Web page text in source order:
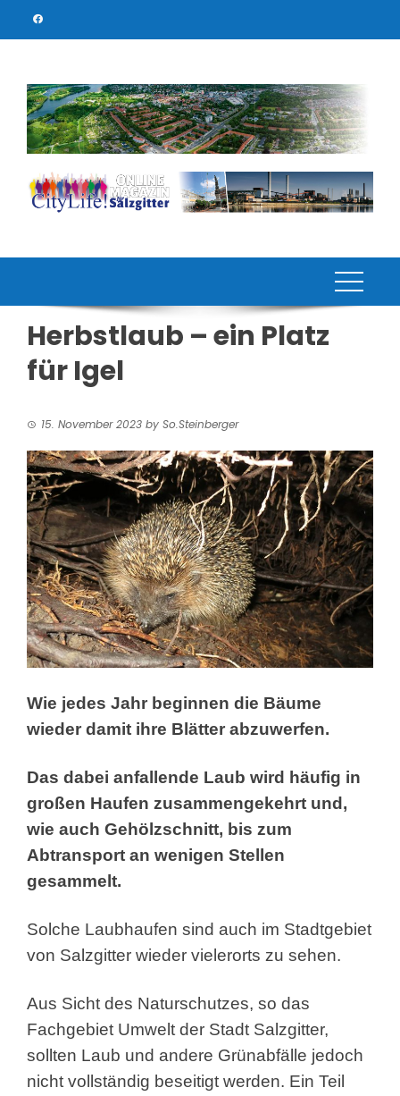
Herbstlaub – ein Platz
für Igel
15. November 2023 by So.Steinberger
Wie jedes Jahr beginnen die Bäume
wieder damit ihre Blätter abzuwerfen.
Das dabei anfallende Laub wird häufig in
großen Haufen zusammengekehrt und,
wie auch Gehölzschnitt, bis zum
Abtransport an wenigen Stellen
gesammelt.
Solche Laubhaufen sind auch im Stadtgebiet
von Salzgitter wieder vielerorts zu sehen.
Aus Sicht des Naturschutzes, so das
Fachgebiet Umwelt der Stadt Salzgitter,
sollten Laub und andere Grünabfälle jedoch
nicht vollständig beseitigt werden. Ein Teil